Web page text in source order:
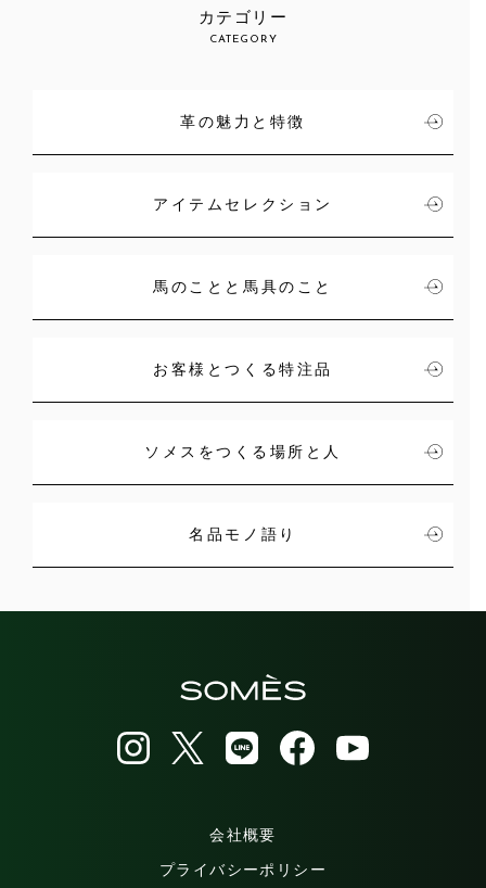
カテゴリー
CATEGORY
革の魅力と特徴
アイテムセレクション
馬のことと馬具のこと
お客様とつくる特注品
ソメスをつくる場所と人
名品モノ語り
会社概要
プライバシーポリシー